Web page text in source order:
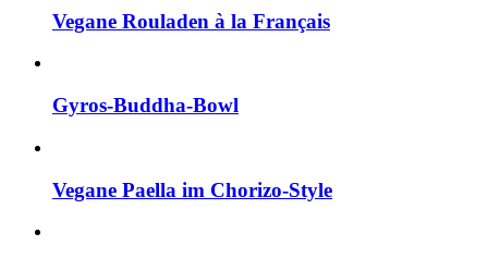
Vegane Rouladen à la Français
Gyros-Buddha-Bowl
Vegane Paella im Chorizo-Style